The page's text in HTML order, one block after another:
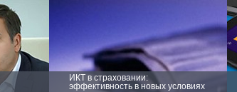
ИКТ в страховании:
эффективность в новых условиях